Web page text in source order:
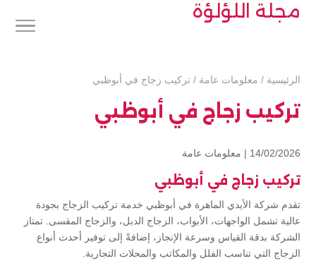
مجلة اللؤلؤة
الرئيسية / معلومات عامة / تركيب زجاج في أبوظبي
تركيب زجاج في أبوظبي
14/02/2026 | معلومات عامة
تركيب زجاج في أبوظبي
تقدم شركة الأيدي الماهرة في أبوظبي خدمة تركيب الزجاج بجودة
عالية تشمل الواجهات، الأبواب، الزجاج الدبل، والزجاج المقسى. تمتاز
الشركة بدقة القياس وسرعة الإنجاز، إضافةً إلى توفير أحدث أنواع
الزجاج التي تناسب الفلل والمكاتب والمحلات التجارية.